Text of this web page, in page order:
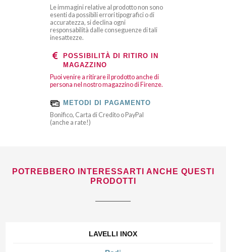
Le immagini relative al prodotto non sono
esenti da possibili errori tipografici o di
accuratezza, si declina ogni
responsabilità dalle conseguenze di tali
inesattezze.
POSSIBILITÀ DI RITIRO IN
MAGAZZINO
Puoi venire a ritirare il prodotto anche di
persona nel nostro magazzino di Firenze.
METODI DI PAGAMENTO
Bonifico, Carta di Credito o PayPal
(anche a rate!)
POTREBBERO INTERESSARTI ANCHE QUESTI
PRODOTTI
LAVELLI INOX